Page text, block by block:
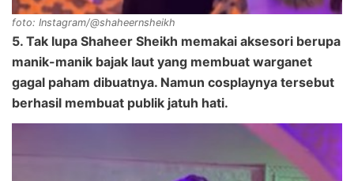
foto: Instagram/@shaheernsheikh
5. Tak lupa Shaheer Sheikh memakai aksesori berupa
manik-manik bajak laut yang membuat warganet
gagal paham dibuatnya. Namun cosplaynya tersebut
berhasil membuat publik jatuh hati.